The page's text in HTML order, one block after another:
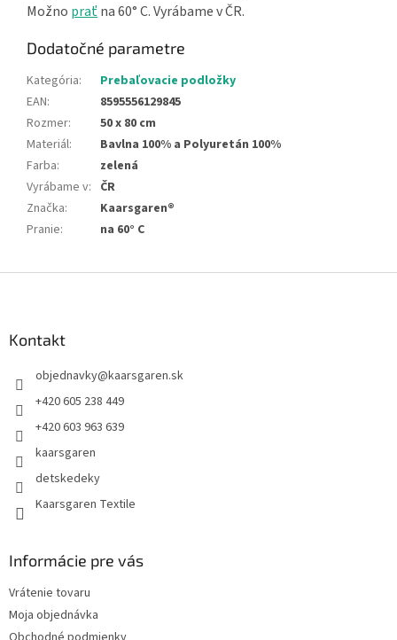
Možno praťna 60° C. Vyrábame v ČR.
Dodatočné parametre
Kategória:
Prebaľovacie podložky
EAN:
8595556129845
Rozmer:
50 x 80 cm
Materiál:
Bavlna 100% a Polyuretán 100%
Farba:
zelená
Vyrábame v: ČR
Značka:
Kaarsgaren®
Pranie: na 60° C
Kontakt
objednavky@kaarsgaren.sk
+420 605 238 449
+420 603 963 639
kaarsgaren
detskedeky
Kaarsgaren Textile
Informácie pre vás
Vrátenie tovaru
Moja objednávka